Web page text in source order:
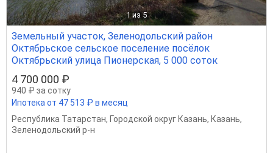
1 из 5
Земельный участок, Зеленодольский район
Октябрьское сельское поселение посёлок
Октябрьский улица Пионерская, 5 000 соток
4 700 000 ₽
940 ₽ за сотку
Ипотека от 47 513 ₽ в месяц
Республика Татарстан, Городской округ Казань, Казань,
Зеленодольский р-н